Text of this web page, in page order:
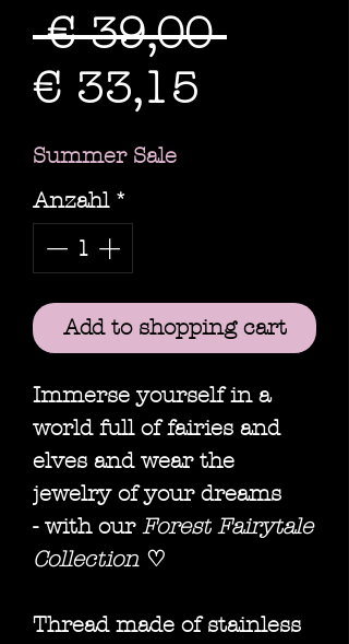
€ 39,00
€ 33,15
Summer Sale
Anzahl *
Add to shopping cart
Immerse yourself in a
world full of fairies and
elves and wear the
jewelry of your dreams
- with our Forest Fairytale
Collection ♡
Thread made of stainless